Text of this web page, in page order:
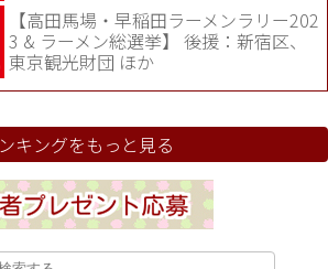
【高田馬場・早稲田ラーメンラリー202
3 & ラーメン総選挙】 後援：新宿区、
東京観光財団 ほか
キングをもっと見る